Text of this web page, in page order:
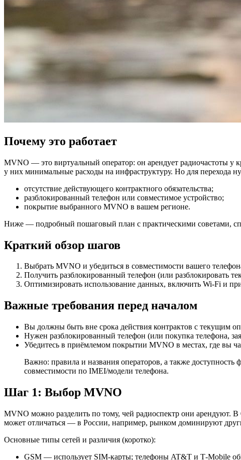
Почему это работает
MVNO — это виртуальный оператор: он арендует радиочастоты у
у них минимальные расходы на инфраструктуру. Но для перехода
отсутствие действующего контрактного обязательства;
разблокированный телефон или совместимое устройство;
покрытие выбранного MVNO в вашем регионе.
Ниже — подробный пошаговый план с практическими советами,
Краткий обзор шагов
Выбрать MVNO и убедиться в совместимости вашего
Получить разблокированный телефон (или разблокировать
Оптимизировать использование данных, включить Wi‑Fi и
Важные требования перед началом
Вы должны быть вне срока действия контрактов с текущим
Нужен разблокированный телефон (или покупка телефона,
Убедитесь в приёмлемом покрытии MVNO в местах, где вы
Важно: правила и названия операторов, а также
совместимости по IMEI/модели телефона.
Шаг 1: Выбор MVNO
MVNO можно разделить по тому, чей радиоспектр они арендуют.
может отличаться — в России, например, рынком доминируют
Основные типы сетей и различия (коротко):
GSM — использует SIM-карты; телефоны AT&T и T‑Mobile